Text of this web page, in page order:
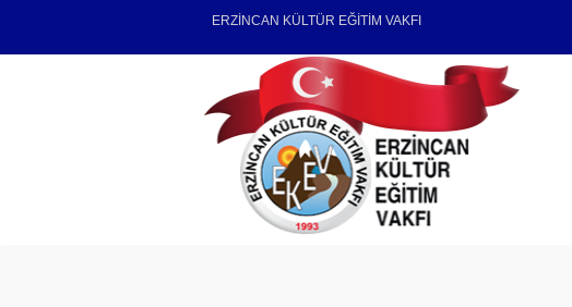
ERZİNCAN KÜLTÜR EĞİTİM VAKFI